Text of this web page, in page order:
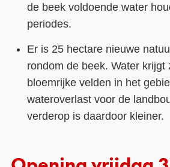
de beek voldoende water
periodes.
Er is 25 hectare nieuwe
rondom de beek. Water krijgt
bloemrijke velden in het
wateroverlast voor de
verderop is daardoor kleiner.